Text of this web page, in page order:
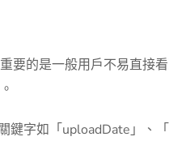
要的是一般用戶不易直接
鍵字如「uploadDate」、